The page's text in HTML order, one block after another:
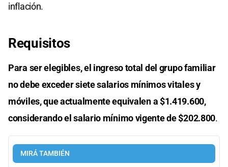
inflación.
Requisitos
Para ser elegibles, el ingreso total del grupo familiar
no debe exceder siete salarios mínimos vitales y
móviles, que actualmente equivalen a $1.419.600,
considerando el salario mínimo vigente de $202.800.
MIRÁ TAMBIÉN